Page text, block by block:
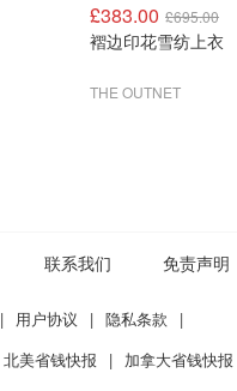
£383.00 £695.00
褶边印花雪纺上衣
THE OUTNET
联系我们 免责声明
| 用户协议 | 隐私条款
|
北美省钱快报 | 加拿大省钱快报